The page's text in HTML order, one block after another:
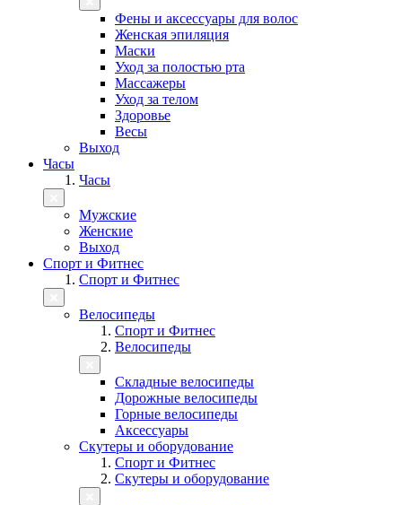
Фены и аксессуары для волос
Женская эпиляция
Маски
Уход за полостью рта
Массажеры
Уход за телом
Здоровье
Весы
Выход
Часы
Часы
Мужские
Женские
Выход
Спорт и Фитнес
Спорт и Фитнес
Велосипеды
Спорт и Фитнес
Велосипеды
Складные велосипеды
Дорожные велосипеды
Горные велосипеды
Аксессуары
Скутеры и оборудование
Спорт и Фитнес
Скутеры и оборудование